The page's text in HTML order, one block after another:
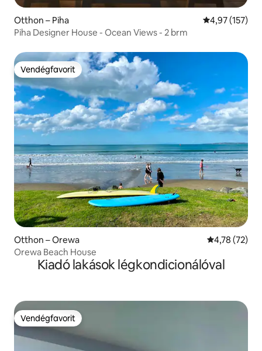
Otthon – Piha Átlagos
4,97 (157)
Piha Designer House - Ocean Views - 2 brm
Vendégfavorit
Vendégfavorit
Otthon – Orewa Átlagos
4,78 (72)
Orewa Beach House
Kiadó lakások légkondicionálóval
Vendégfavorit
Vendégfavorit